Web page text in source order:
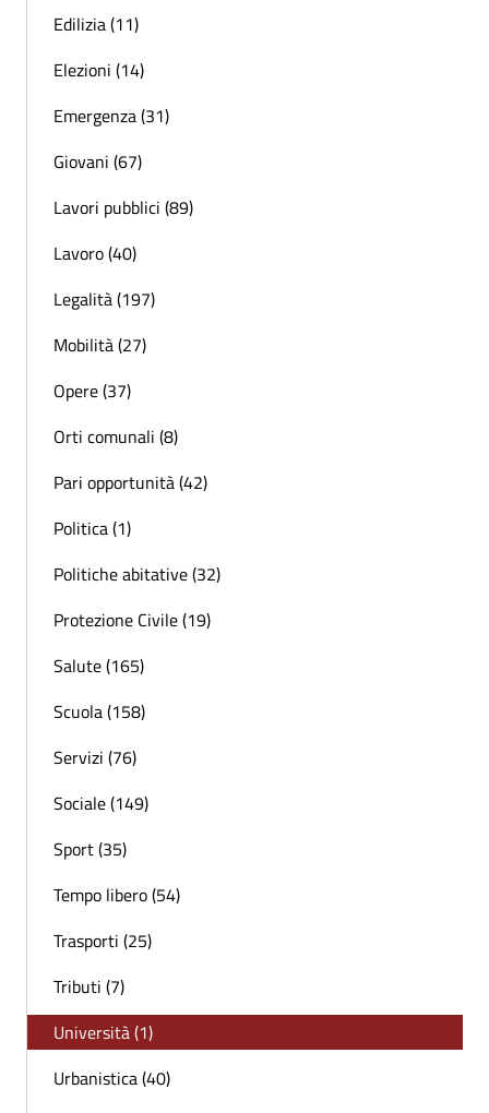
Edilizia (11)
Elezioni (14)
Emergenza (31)
Giovani (67)
Lavori pubblici (89)
Lavoro (40)
Legalità (197)
Mobilità (27)
Opere (37)
Orti comunali (8)
Pari opportunità (42)
Politica (1)
Politiche abitative (32)
Protezione Civile (19)
Salute (165)
Scuola (158)
Servizi (76)
Sociale (149)
Sport (35)
Tempo libero (54)
Trasporti (25)
Tributi (7)
Università (1)
Urbanistica (40)